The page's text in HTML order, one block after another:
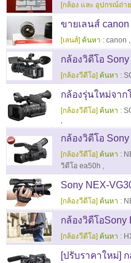
[กล้อง และ อุปกรณ์ถ่า
ขายเลนส์ canon
[เลนส์] ค้นหา : canon ,
กล้องวิดีโอ
[กล้องวีดีโอ] ค้นหา :
กล้องรุ่นใหม่จาก
[กล้องวีดีโอ] ค้นหา :
,
กล้องวิดีโอ
[กล้องวีดีโอ] ค้นหา :
วิดีโอ ea50h ,
Sony NEX-
[กล้องวีดีโอ] ค้นหา :
กล้องวิดีโอSony
[กล้องวีดีโอ] ค้นหา :
[ปรับราคาใหม่]